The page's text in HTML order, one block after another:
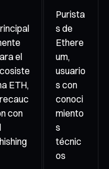
el
ETH,
con
Purista
s de
Ethere
um,
usuario
s con
conoci
miento
s
técnic
os